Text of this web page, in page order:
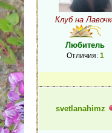
Клуб на
Любитель
Отличия: 1
svetlanahimz